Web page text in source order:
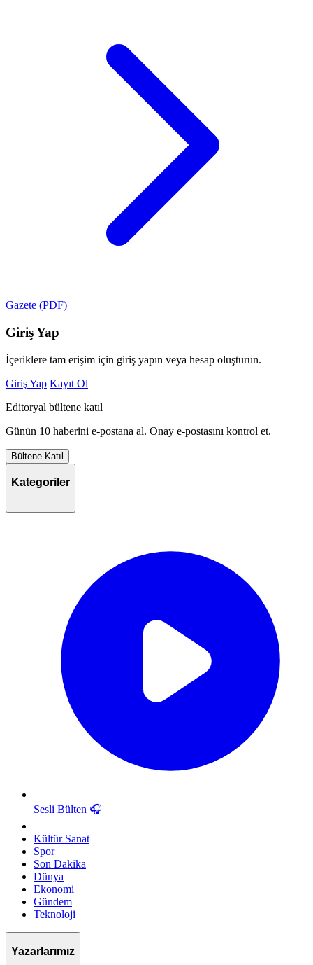
Gazete (PDF)
Giriş Yap
İçeriklere tam erişim için giriş yapın veya hesap oluşturun.
Giriş Yap Kayıt Ol
Editoryal bültene katıl
Günün 10 haberini e-postana al. Onay e-postasını kontrol et.
Bültene Katıl
Kategoriler
–
Sesli Bülten 🎧
Kültür Sanat
Spor
Son Dakika
Dünya
Ekonomi
Gündem
Teknoloji
Yazarlarımız